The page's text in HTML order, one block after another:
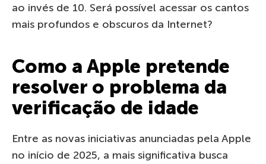
ao invés de 10. Será possível acessar os cantos
mais profundos e obscuros da Internet?
Como a Apple pretende
resolver o problema da
verificação de idade
Entre as novas iniciativas anunciadas pela Apple
no início de 2025, a mais significativa busca